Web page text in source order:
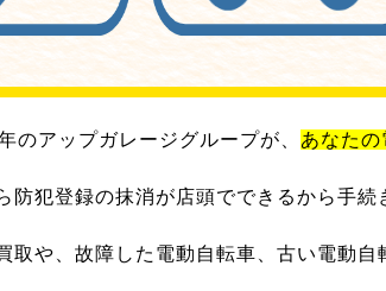
のアップガレージグループが、 あなた
防犯登録の抹消が店頭でできるから手
取や、故障した電動自転車、古い電動